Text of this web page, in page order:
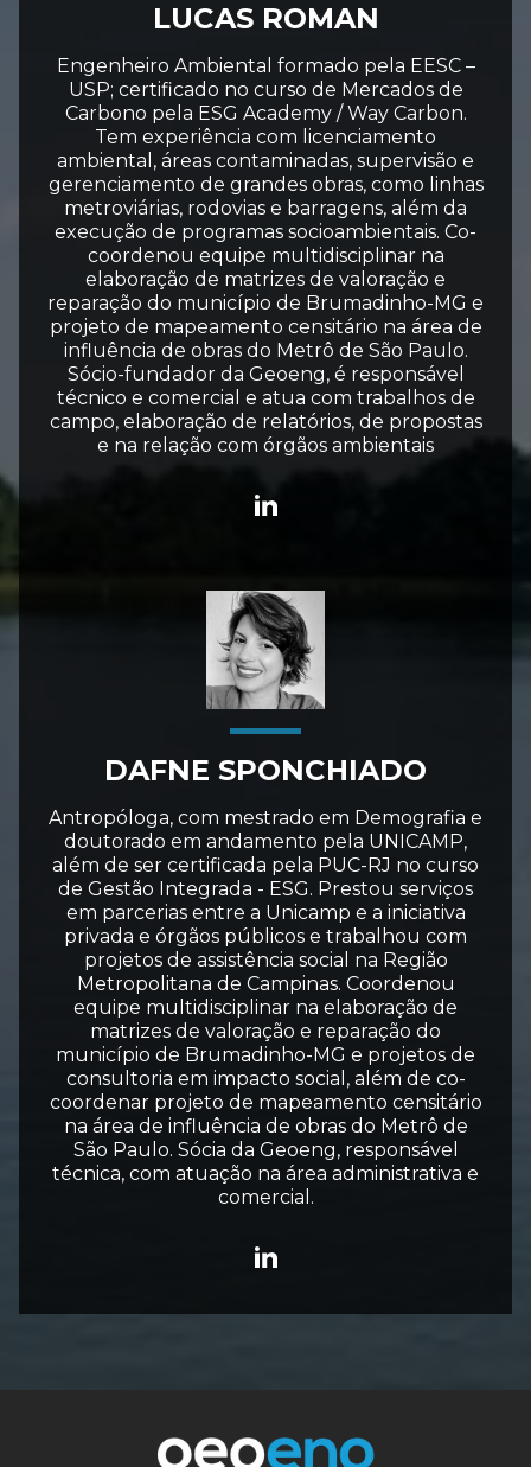
LUCAS ROMAN
Engenheiro Ambiental formado pela EESC –
USP; certificado no curso de Mercados de
Carbono pela ESG Academy / Way Carbon.
Tem experiência com licenciamento
ambiental, áreas contaminadas, supervisão e
gerenciamento de grandes obras, como linhas
metroviárias, rodovias e barragens, além da
execução de programas socioambientais. Co-
coordenou equipe multidisciplinar na
elaboração de matrizes de valoração e
reparação do município de Brumadinho-MG e
projeto de mapeamento censitário na área de
influência de obras do Metrô de São Paulo.
Sócio-fundador da Geoeng, é responsável
técnico e comercial e atua com trabalhos de
campo, elaboração de relatórios, de propostas
e na relação com órgãos ambientais
DAFNE SPONCHIADO
Antropóloga, com mestrado em Demografia e
doutorado em andamento pela UNICAMP,
além de ser certificada pela PUC-RJ no curso
de Gestão Integrada - ESG. Prestou serviços
em parcerias entre a Unicamp e a iniciativa
privada e órgãos públicos e trabalhou com
projetos de assistência social na Região
Metropolitana de Campinas. Coordenou
equipe multidisciplinar na elaboração de
matrizes de valoração e reparação do
município de Brumadinho-MG e projetos de
consultoria em impacto social, além de co-
coordenar projeto de mapeamento censitário
na área de influência de obras do Metrô de
São Paulo. Sócia da Geoeng, responsável
técnica, com atuação na área administrativa e
comercial.